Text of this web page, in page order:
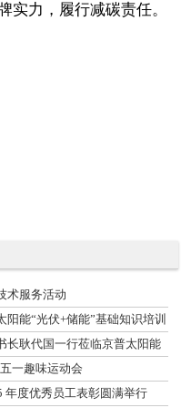
实力，履行减碳责任。
术服务活动
能“光伏+储能”基础知识培训
长耿代国一行莅临京普太阳能
一趣味运动会
年度优秀员工表彰圆满举行